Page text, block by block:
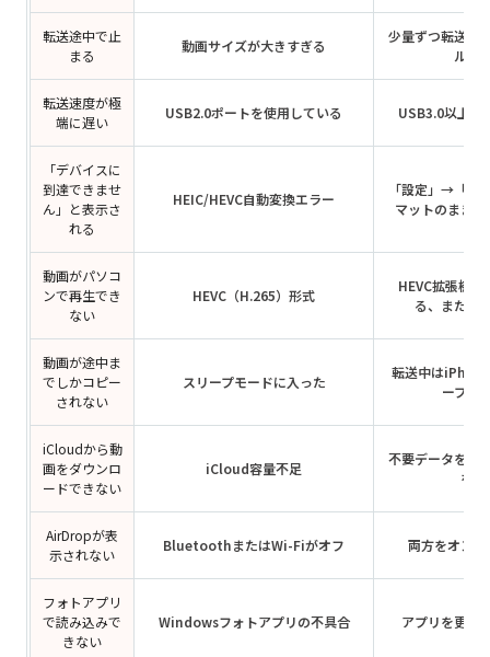
転送途中で止
まる
動画サイズが大きすぎる
少量ずつ転送す
ルを
転送速度が極
端に遅い
USB2.0ポートを使用している USB3.0以上の
「デバイスに
到達できませ
ん」と表示さ
れる
HEIC/HEVC自動変換エラー
「設定」→「写
マットのまま
動画がパソコ
ンで再生でき
ない
HEVC（H.265）形式
HEVC拡張機
る、または
動画が途中ま
でしかコピー
されない
スリープモードに入った
転送中は
ープを
iCloudから動
画をダウンロ
ードできない
iCloud容量不足
不要データを削
を
AirDropが表
示されない
BluetoothまたはWi-Fiがオフ 両方をオン
フォトアプリ
で読み込みで
きない
Windowsフォトアプリの不具合 アプリを更新